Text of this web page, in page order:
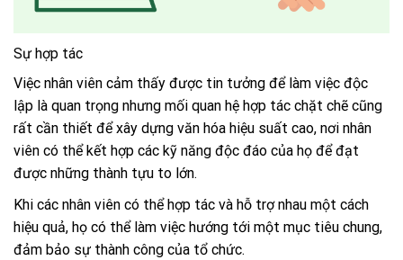
Sự hợp tác
Việc nhân viên cảm thấy được tin tưởng để làm việc độc
lập là quan trọng nhưng mối quan hệ hợp tác chặt chẽ cũng
rất cần thiết để xây dựng văn hóa hiệu suất cao, nơi nhân
viên có thể kết hợp các kỹ năng độc đáo của họ để đạt
được những thành tựu to lớn.
Khi các nhân viên có thể hợp tác và hỗ trợ nhau một cách
hiệu quả, họ có thể làm việc hướng tới một mục tiêu chung,
đảm bảo sự thành công của tổ chức.